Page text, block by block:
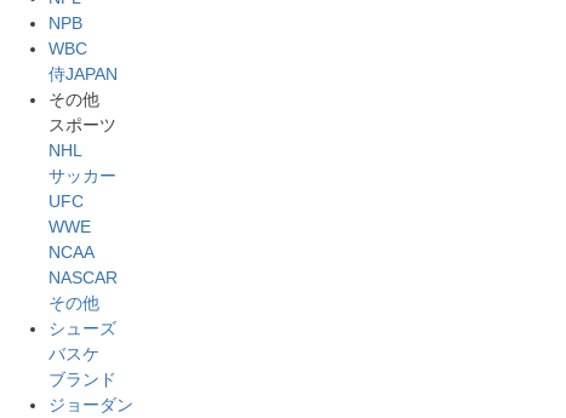
NPB
WBC
侍JAPAN
その他
スポーツ
NHL
サッカー
UFC
WWE
NCAA
NASCAR
その他
シューズ
バスケ
ブランド
ジョーダン